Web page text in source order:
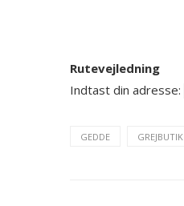
Rutevejledning
Indtast din adresse:
GEDDE GREJBUTIK